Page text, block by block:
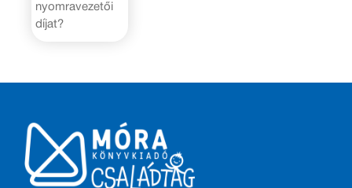
nyomravezetői
díjat?